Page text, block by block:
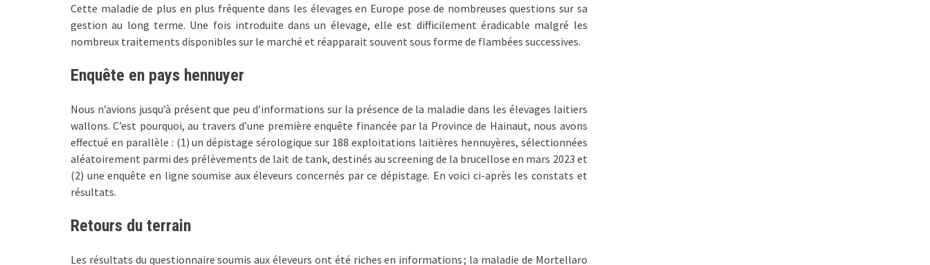
Cette maladie de plus en plus fréquente dans les élevages en Europe pose de nombreuses questions sur sa
gestion au long terme. Une fois introduite dans un élevage, elle est difficilement éradicable malgré les
nombreux traitements disponibles sur le marché et réapparait souvent sous forme de flambées successives.
Enquête en pays hennuyer
Nous n’avions jusqu’à présent que peu d’informations sur la présence de la maladie dans les élevages laitiers
wallons. C’est pourquoi, au travers d’une première enquête financée par la Province de Hainaut, nous avons
effectué en parallèle : (1) un dépistage sérologique sur 188 exploitations laitières hennuyères, sélectionnées
aléatoirement parmi des prélèvements de lait de tank, destinés au screening de la brucellose en mars 2023 et
(2) une enquête en ligne soumise aux éleveurs concernés par ce dépistage. En voici ci-après les constats et
résultats.
Retours du terrain
Les résultats du questionnaire soumis aux éleveurs ont été riches en informations ; la maladie de Mortellaro